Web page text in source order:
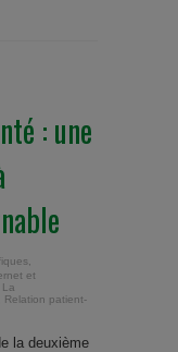
: une
et
La
Relation patient-
la deuxième